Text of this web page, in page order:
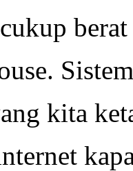
kita